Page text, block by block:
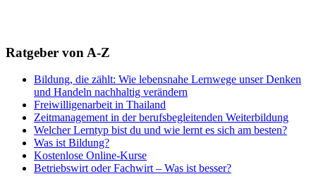
Ratgeber von A-Z
Bildung, die zählt: Wie lebensnahe Lernwege unser Denken
und Handeln nachhaltig verändern
Freiwilligenarbeit in Thailand
Zeitmanagement in der berufsbegleitenden Weiterbildung
Welcher Lerntyp bist du und wie lernt es sich am besten?
Was ist Bildung?
Kostenlose Online-Kurse
Betriebswirt oder Fachwirt – Was ist besser?